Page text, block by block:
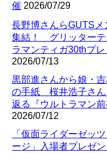
催 2026/07/29
長野博さんらGUTS
集結！ グリッターテ
ラマンティガ30thプレ
2026/07/13
黒部進さんから娘・
の手紙 桜井浩子さん
返る『ウルトラマン前
2026/07/12
「仮面ライダーゼッ
ージ」入場者プレゼ